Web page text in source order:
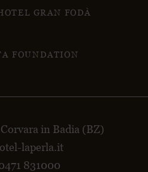
GRAN FODÀ
FOUNDATION
in Badia (BZ)
laperla.it
831000